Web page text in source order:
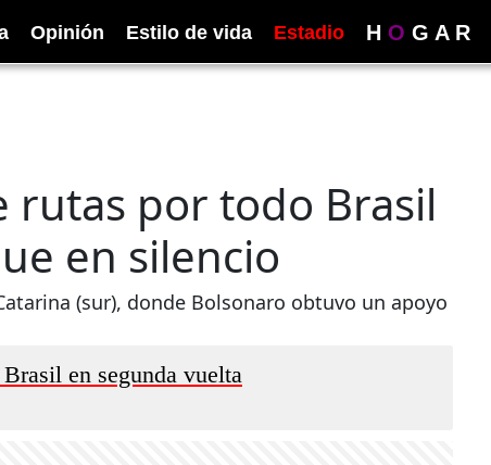
Opinión Estilo de vida Estadio H O G A R
rutas por todo Brasil
en silencio
(sur), donde Bolsonaro obtuvo un apoyo
en segunda vuelta